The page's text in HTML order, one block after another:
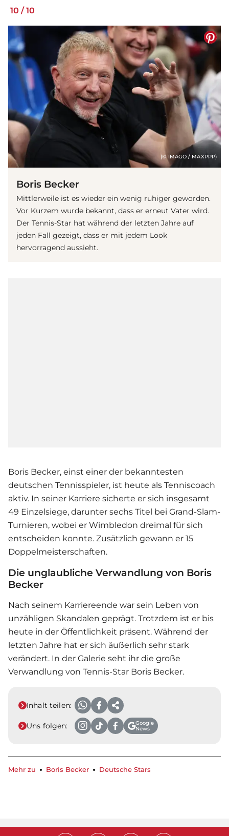
10 / 10
(© IMAGO / MAXPPP)
Boris Becker
Mittlerweile ist es wieder ein wenig ruhiger geworden.
Vor Kurzem wurde bekannt, dass er erneut Vater wird.
Der Tennis-Star hat während der letzten Jahre auf
jeden Fall gezeigt, dass er mit jedem Look
hervorragend aussieht.
Boris Becker, einst einer der bekanntesten
deutschen Tennisspieler, ist heute als Tenniscoach
aktiv. In seiner Karriere sicherte er sich insgesamt
49 Einzelsiege, darunter sechs Titel bei Grand-Slam-
Turnieren, wobei er Wimbledon dreimal für sich
entscheiden konnte. Zusätzlich gewann er 15
Doppelmeisterschaften.
Die unglaubliche Verwandlung von Boris
Becker
Nach seinem Karriereende war sein Leben von
unzähligen Skandalen geprägt. Trotzdem ist er bis
heute in der Öffentlichkeit präsent. Während der
letzten Jahre hat er sich äußerlich sehr stark
verändert. In der Galerie seht ihr die große
Verwandlung von Tennis-Star Boris Becker.
Inhalt teilen:
Uns folgen:
Google
News
Mehr zu Boris Becker Deutsche Stars